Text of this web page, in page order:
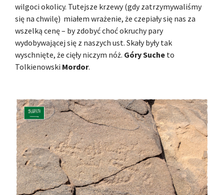
wilgoci okolicy. Tutejsze krzewy (gdy zatrzymywaliśmy
się na chwilę) miałem wrażenie, że czepiały się nas za
wszelką cenę – by zdobyć choć okruchy pary
wydobywającej się z naszych ust. Skały były tak
wyschnięte, że cięły niczym nóż. Góry Suche to
Tolkienowski Mordor.